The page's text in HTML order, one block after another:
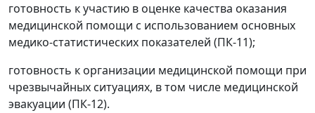
готовность к участию в оценке качества оказания
медицинской помощи с использованием основных
медико-статистических показателей (ПК-11);
готовность к организации медицинской помощи при
чрезвычайных ситуациях, в том числе медицинской
эвакуации (ПК-12).